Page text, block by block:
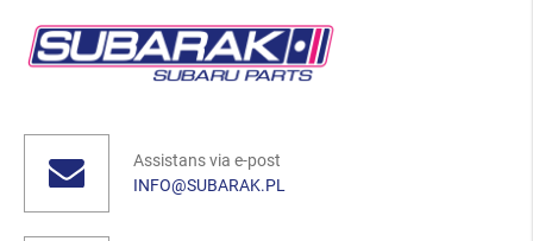
Assistans via e-post
INFO@SUBARAK.PL